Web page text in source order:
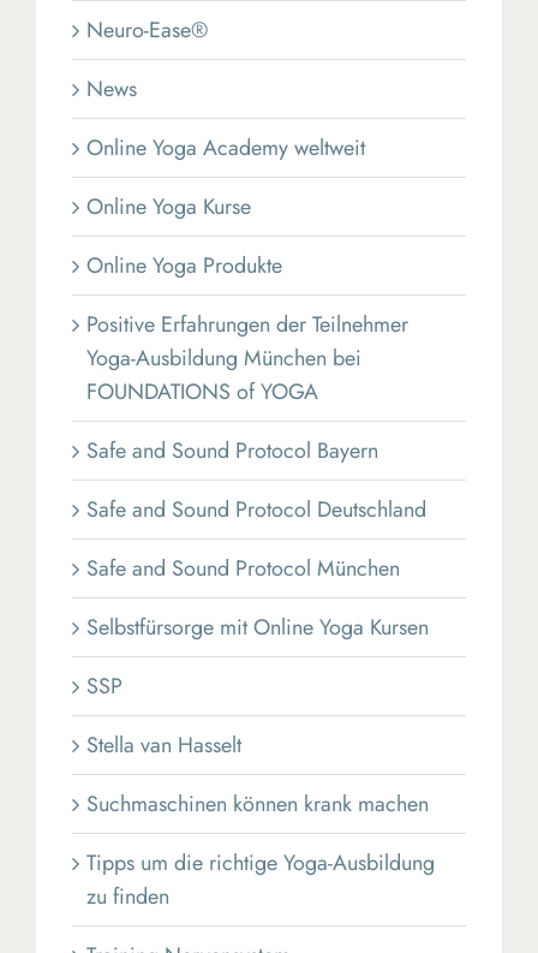
Neuro-Ease®
News
Online Yoga Academy weltweit
Online Yoga Kurse
Online Yoga Produkte
Positive Erfahrungen der Teilnehmer
Yoga-Ausbildung München bei
FOUNDATIONS of YOGA
Safe and Sound Protocol Bayern
Safe and Sound Protocol Deutschland
Safe and Sound Protocol München
Selbstfürsorge mit Online Yoga Kursen
SSP
Stella van Hasselt
Suchmaschinen können krank machen
Tipps um die richtige Yoga-Ausbildung
zu finden